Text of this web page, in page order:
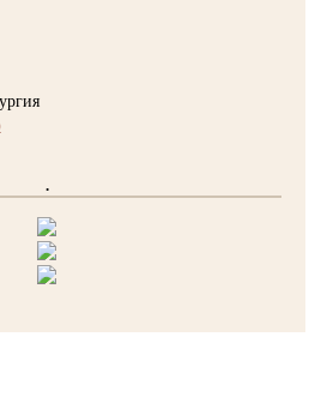
.